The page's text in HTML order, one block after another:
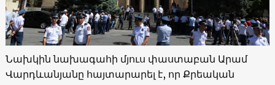
Նախկին նախագահի մյուս փաստաբան Արամ
Վարդևանյանը հայտարարել է, որ Քրեական